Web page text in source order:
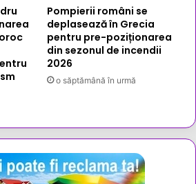
Pompierii români se
deplasează în Grecia
pentru pre-poziționarea
din sezonul de incendii
2026
o săptămână în urmă